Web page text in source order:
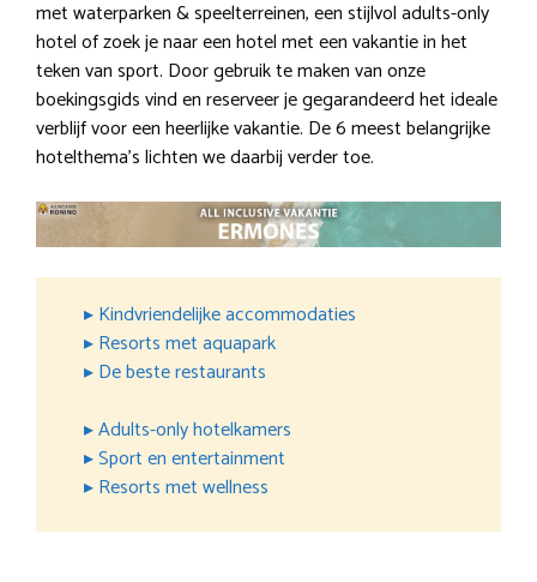
met waterparken & speelterreinen, een stijlvol adults-only
hotel of zoek je naar een hotel met een vakantie in het
teken van sport. Door gebruik te maken van onze
boekingsgids vind en reserveer je gegarandeerd het ideale
verblijf voor een heerlijke vakantie. De 6 meest belangrijke
hotelthema’s lichten we daarbij verder toe.
▸ Kindvriendelijke accommodaties
▸ Resorts met aquapark
▸ De beste restaurants
▸ Adults-only hotelkamers
▸ Sport en entertainment
▸ Resorts met wellness